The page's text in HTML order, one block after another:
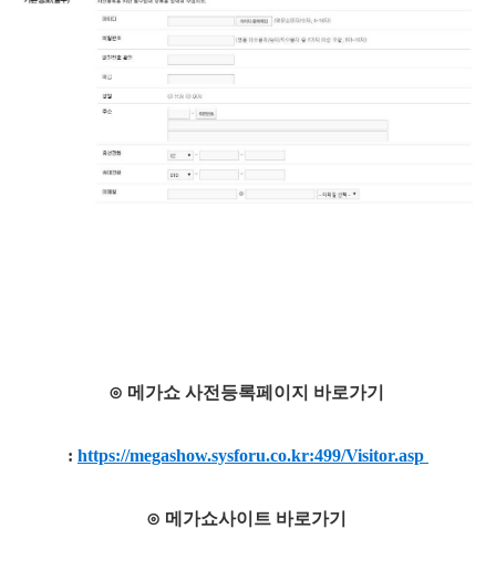
⊙ 메가쇼 사전등록페이지 바로가기
: https://megashow.sysforu.co.kr:499/Visitor.asp
⊙ 메가쇼사이트 바로가기